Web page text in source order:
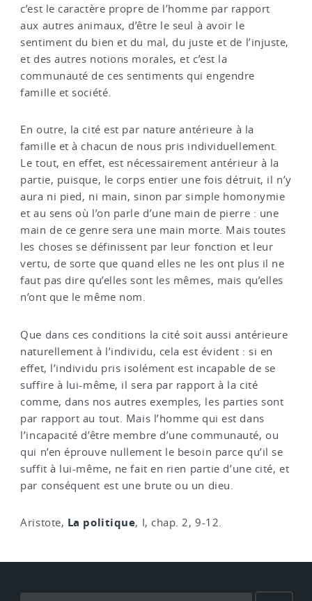
c’est le caractère propre de l’homme par rapport
aux autres animaux, d’être le seul à avoir le
sentiment du bien et du mal, du juste et de l’injuste,
et des autres notions morales, et c’est la
communauté de ces sentiments qui engendre
famille et société.
En outre, la cité est par nature antérieure à la
famille et à chacun de nous pris individuellement.
Le tout, en effet, est nécessairement antérieur à la
partie, puisque, le corps entier une fois détruit, il n’y
aura ni pied, ni main, sinon par simple homonymie
et au sens où l’on parle d’une main de pierre : une
main de ce genre sera une main morte. Mais toutes
les choses se définissent par leur fonction et leur
vertu, de sorte que quand elles ne les ont plus il ne
faut pas dire qu’elles sont les mêmes, mais qu’elles
n’ont que le même nom.
Que dans ces conditions la cité soit aussi antérieure
naturellement à l’individu, cela est évident : si en
effet, l’individu pris isolément est incapable de se
suffire à lui-même, il sera par rapport à la cité
comme, dans nos autres exemples, les parties sont
par rapport au tout. Mais l’homme qui est dans
l’incapacité d’être membre d’une communauté, ou
qui n’en éprouve nullement le besoin parce qu’il se
suffit à lui-même, ne fait en rien partie d’une cité, et
par conséquent est une brute ou un dieu.
Aristote, La politique, I, chap. 2, 9-12.